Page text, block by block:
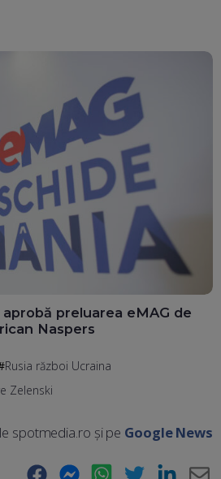
preluarea eMAG de
Naspers
Rusia război Ucraina
Zelenski
spotmedia.ro și pe Google News
Facebook Messenger WhatsApp Twitter LinkedIn